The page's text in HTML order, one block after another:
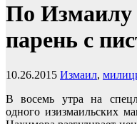
По Измаилу
парень с
10.26.2015 Измаил,
В восемь утра на
одного изизмаильских